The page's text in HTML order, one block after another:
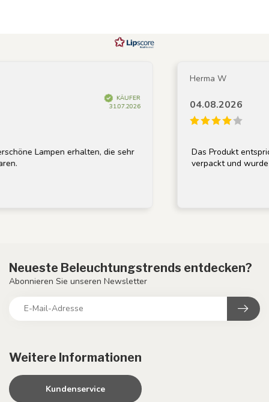
KÄUFER
31.07.2026
Lampen erhalten, die sehr
Herma W
04.08.2026
Das Produkt
verpackt und wurde
Weitere Informationen
Kundenservice
Neueste Beleuchtungstrends entdecken?
Abonnieren Sie unseren Newsletter